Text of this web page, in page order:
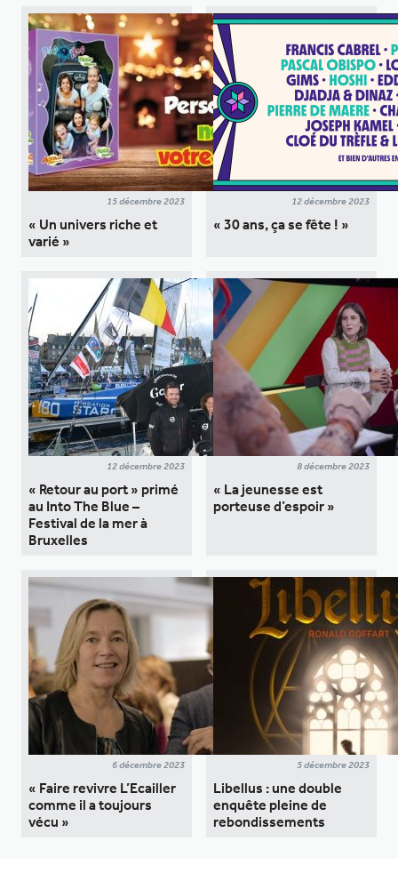
15 décembre 2023
« Un univers riche et
varié »
12 décembre 2023
« 30 ans, ça se fête ! »
12 décembre 2023
« Retour au port » primé
au Into The Blue –
Festival de la mer à
Bruxelles
8 décembre 2023
« La jeunesse est
porteuse d’espoir »
6 décembre 2023
« Faire revivre L’Ecailler
comme il a toujours
vécu »
5 décembre 2023
Libellus : une double
enquête pleine de
rebondissements